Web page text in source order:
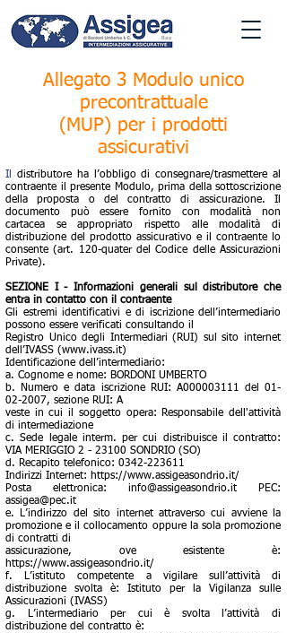
Allegato 3 Modulo unico
precontrattuale
(MUP) per i prodotti
assicurativi
Il distributore ha l’obbligo di consegnare/trasmettere al
contraente il presente Modulo, prima della sottoscrizione
della proposta o del contratto di assicurazione. Il
documento può essere fornito con modalità non
cartacea se appropriato rispetto alle modalità di
distribuzione del prodotto assicurativo e il contraente lo
consente (art. 120-quater del Codice delle Assicurazioni
Private).
SEZIONE I - Informazioni generali sul distributore che
entra in contatto con il contraente
Gli estremi identificativi e di iscrizione dell’intermediario
possono essere verificati consultando il
Registro Unico degli Intermediari (RUI) sul sito internet
dell’IVASS (www.ivass.it)
Identificazione dell’intermediario:
a. Cognome e nome: BORDONI UMBERTO
b. Numero e data iscrizione RUI: A000003111 del 01-
02-2007, sezione RUI: A
veste in cui il soggetto opera: Responsabile dell'attività
di intermediazione
c. Sede legale interm. per cui distribuisce il contratto:
VIA MERIGGIO 2 - 23100 SONDRIO (SO)
d. Recapito telefonico: 0342-223611
Indirizzi Internet: https://www.assigeasondrio.it/
Posta elettronica: info@assigeasondrio.it PEC:
assigea@pec.it
e. L’indirizzo del sito internet attraverso cui avviene la
promozione e il collocamento oppure la sola promozione
di contratti di
assicurazione, ove esistente è:
https://www.assigeasondrio.it/
f. L’istituto competente a vigilare sull’attività di
distribuzione svolta è: Istituto per la Vigilanza sulle
Assicurazioni (IVASS)
g. L’intermediario per cui è svolta l’attività di
distribuzione del contratto è: